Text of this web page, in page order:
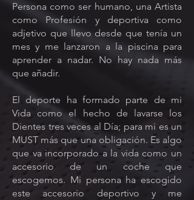
Persona como ser humano, una Artista
como Profesión y deportiva como
adjetivo que llevo desde que tenía un
mes y me lanzaron a la piscina para
aprender a nadar. No hay nada más
que añadir.
El deporte ha formado parte de mi
Vida como el hecho de lavarse los
Dientes tres veces al Día; para mi es un
MUST más que una obligación. Es algo
que va incorporado a la vida como un
accesorio de un coche que
escogemos. Mi persona ha escogido
este accesorio deportivo y me